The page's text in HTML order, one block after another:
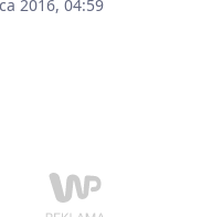
2016, 04:59